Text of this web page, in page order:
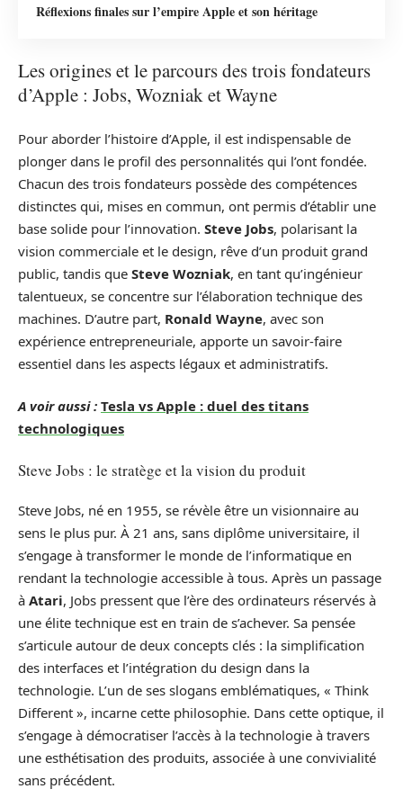
Réflexions finales sur l’empire Apple et son héritage
Les origines et le parcours des trois fondateurs
d’Apple : Jobs, Wozniak et Wayne
Pour aborder l’histoire d’Apple, il est indispensable de
plonger dans le profil des personnalités qui l’ont fondée.
Chacun des trois fondateurs possède des compétences
distinctes qui, mises en commun, ont permis d’établir une
base solide pour l’innovation. Steve Jobs, polarisant la
vision commerciale et le design, rêve d’un produit grand
public, tandis que Steve Wozniak, en tant qu’ingénieur
talentueux, se concentre sur l’élaboration technique des
machines. D’autre part, Ronald Wayne, avec son
expérience entrepreneuriale, apporte un savoir-faire
essentiel dans les aspects légaux et administratifs.
A voir aussi : Tesla vs Apple : duel des titans
technologiques
Steve Jobs : le stratège et la vision du produit
Steve Jobs, né en 1955, se révèle être un visionnaire au
sens le plus pur. À 21 ans, sans diplôme universitaire, il
s’engage à transformer le monde de l’informatique en
rendant la technologie accessible à tous. Après un passage
à Atari, Jobs pressent que l’ère des ordinateurs réservés à
une élite technique est en train de s’achever. Sa pensée
s’articule autour de deux concepts clés : la simplification
des interfaces et l’intégration du design dans la
technologie. L’un de ses slogans emblématiques, « Think
Different », incarne cette philosophie. Dans cette optique, il
s’engage à démocratiser l’accès à la technologie à travers
une esthétisation des produits, associée à une convivialité
sans précédent.